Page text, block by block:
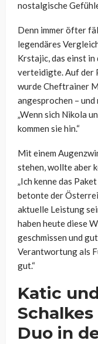
nostalgische
Denn immer öfter
legendäres
Krstajic, das einst in
verteidigte. Auf der
wurde Cheftrainer
angesprochen –
„Wenn sich Nikola
kommen sie hin.“
Mit einem
stehen, wollte aber
„Ich kenne das
betonte der
aktuelle Leistung
haben heute diese
geschmissen und
Verantwortung als
gut.“
Katic
Duo in